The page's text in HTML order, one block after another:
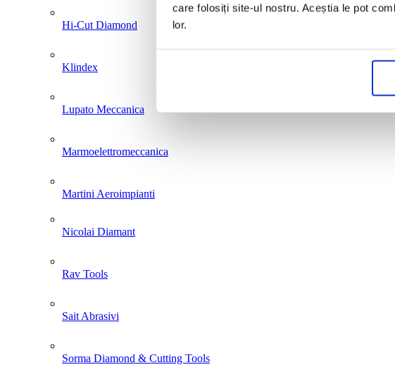
care folosiți site-ul nostru. Aceștia le pot
lor.
Hi-Cut Diamond
Klindex
Lupato Meccanica
Marmoelettromeccanica
Martini Aeroimpianti
Nicolai Diamant
Rav Tools
Sait Abrasivi
Sorma Diamond & Cutting Tools